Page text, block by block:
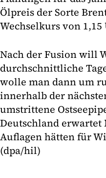
Ölpreis der Sorte
Wechselkurs von
Nach der Fusion will
durchschnittliche
wolle man dann um
innerhalb der
umstrittene
Deutschland erwartet
Auflagen hätten für
(dpa/hil)